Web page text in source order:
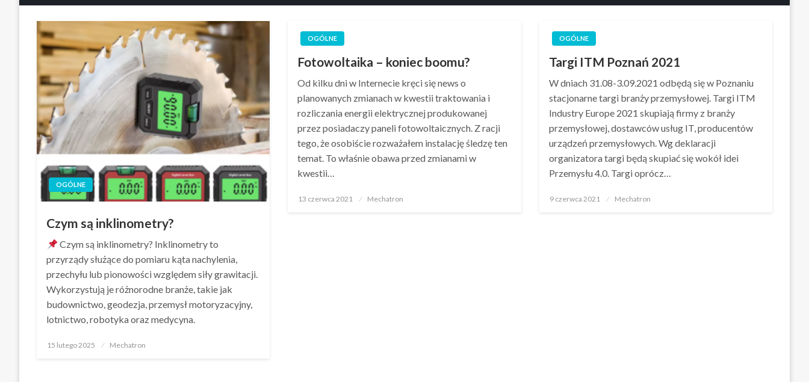
OGÓLNE
Czym są inklinometry?
Czym są inklinometry? Inklinometry to
przyrządy służące do pomiaru kąta nachylenia,
przechyłu lub pionowości względem siły grawitacji.
Wykorzystują je różnorodne branże, takie jak
budownictwo, geodezja, przemysł motoryzacyjny,
lotnictwo, robotyka oraz medycyna.
Opublikowane
15 lutego 2025 Mechatron
OGÓLNE
Fotowoltaika – koniec boomu?
Od kilku dni w Internecie kręci się news o
planowanych zmianach w kwestii traktowania i
rozliczania energii elektrycznej produkowanej
przez posiadaczy paneli fotowoltaicznych. Z racji
tego, że osobiście rozważałem instalację śledzę ten
temat. To właśnie obawa przed zmianami w
kwestii…
Opublikowane
13 czerwca 2021 Mechatron
OGÓLNE
Targi ITM Poznań 2021
W dniach 31.08-3.09.2021 odbędą się w Poznaniu
stacjonarne targi branży przemysłowej. Targi ITM
Industry Europe 2021 skupiają firmy z branży
przemysłowej, dostawców usług IT, producentów
urządzeń przemysłowych. Wg deklaracji
organizatora targi będą skupiać się wokół idei
Przemysłu 4.0. Targi oprócz…
Opublikowane
9 czerwca 2021 Mechatron